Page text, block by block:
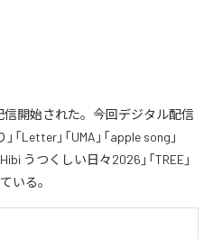
信開始された。今回デジタル配信
Letter」「UMA」「apple song」
「Hibi うつくしい日々2026」「TREE」
いる。